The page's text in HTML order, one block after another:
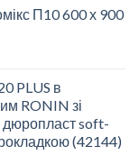
П10 600 х 900
PLUS в
RONIN зі
дюропласт soft-
(42144)